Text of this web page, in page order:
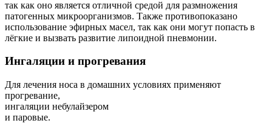
так как оно является отличной средой для размножения
патогенных микроорганизмов. Также противопоказано
использование эфирных масел, так как они могут попасть в
лёгкие и вызвать развитие липоидной пневмонии.
Ингаляции и прогревания
Для лечения носа в домашних условиях применяют
прогревание,
ингаляции небулайзером
и паровые.